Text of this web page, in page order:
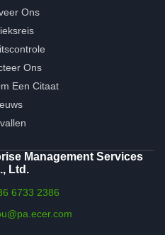
Ons
Ons
Een Citaat
Management Services
Ltd.
6733 2386